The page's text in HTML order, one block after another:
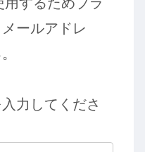
ールアドレ
力してくださ